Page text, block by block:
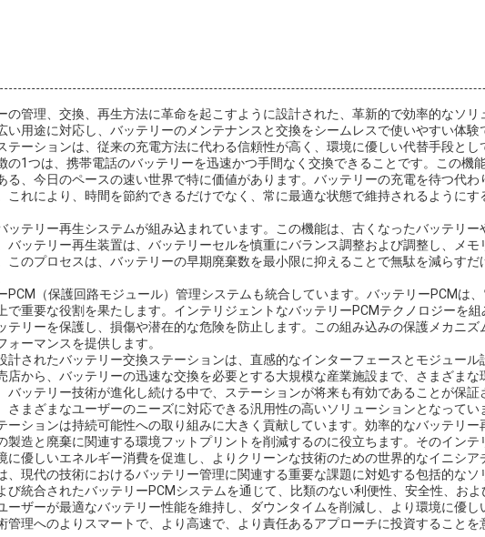
管理、交換、再生方法に革命を起こすように設計された、革新的で効率的なソ
い用途に対応し、バッテリーのメンテナンスと交換をシームレスで使いやすい体
ーションは、従来の充電方法に代わる信頼性が高く、環境に優しい代替手段とし
1つは、携帯電話のバッテリーを迅速かつ手間なく交換できることです。この機
る、今日のペースの速い世界で特に価値があります。バッテリーの充電を待つ代
これにより、時間を節約できるだけでなく、常に最適な状態で維持されるように
テリー再生システムが組み込まれています。この機能は、古くなったバッテリ
バッテリー再生装置は、バッテリーセルを慎重にバランス調整および調整し、メ
のプロセスは、バッテリーの早期廃棄数を最小限に抑えることで無駄を減らす
PCM（保護回路モジュール）管理システムも統合しています。バッテリーPCMは
で重要な役割を果たします。インテリジェントなバッテリーPCMテクノロジーを
リーを保護し、損傷や潜在的な危険を防止します。この組み込みの保護メカニ
ーマンスを提供します。
計されたバッテリー交換ステーションは、直感的なインターフェースとモジュー
店から、バッテリーの迅速な交換を必要とする大規模な産業施設まで、さまざま
バッテリー技術が進化し続ける中で、ステーションが将来も有効であることが保
まざまなユーザーのニーズに対応できる汎用性の高いソリューションとなってい
ションは持続可能性への取り組みに大きく貢献しています。効率的なバッテリ
製造と廃棄に関連する環境フットプリントを削減するのに役立ちます。そのイン
優しいエネルギー消費を促進し、よりクリーンな技術のための世界的なイニシア
現代の技術におけるバッテリー管理に関連する重要な課題に対処する包括的な
統合されたバッテリーPCMシステムを通じて、比類のない利便性、安全性、お
ーザーが最適なバッテリー性能を維持し、ダウンタイムを削減し、より環境に優
理へのよりスマートで、より高速で、より責任あるアプローチに投資することを